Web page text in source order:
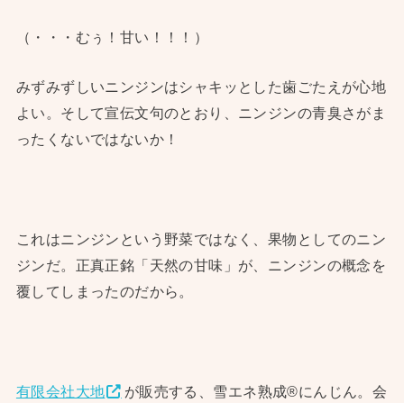
（・・・むぅ！甘い！！！）
みずみずしいニンジンはシャキッとした歯ごたえが心地
よい。そして宣伝文句のとおり、ニンジンの青臭さがま
ったくないではないか！
これはニンジンという野菜ではなく、果物としてのニン
ジンだ。正真正銘「天然の甘味」が、ニンジンの概念を
覆してしまったのだから。
有限会社大地
が販売する、雪エネ熟成®にんじん。会